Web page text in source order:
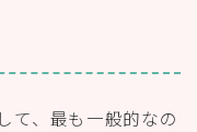
て、最も一般的なの